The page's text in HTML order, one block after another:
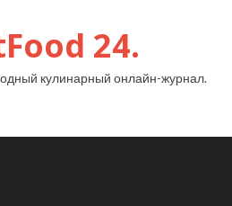
24.
кулинарный онлайн-журнал.